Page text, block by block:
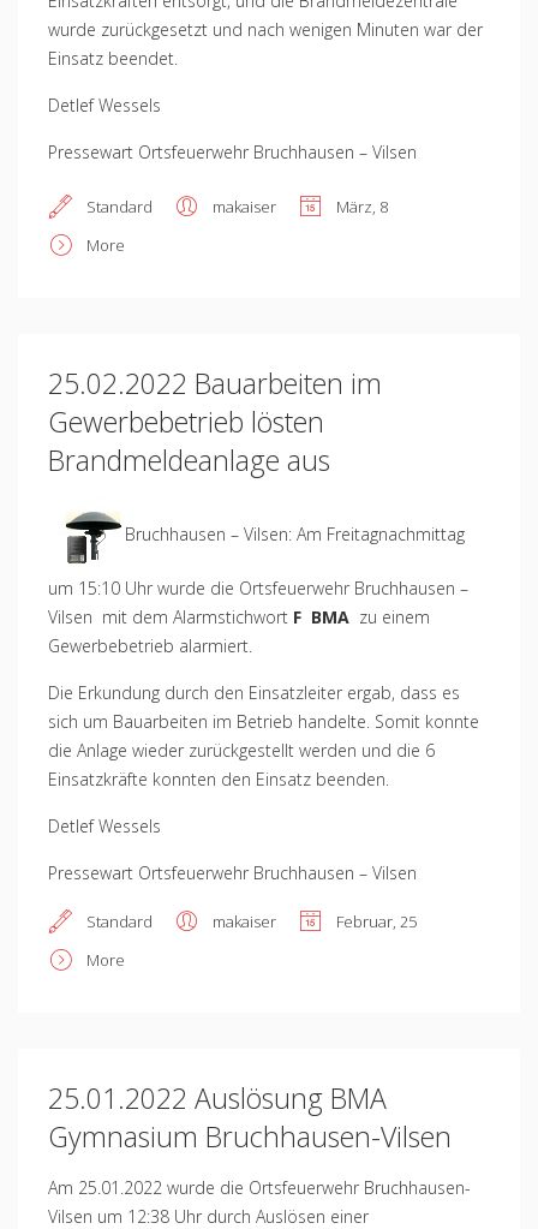
wurde zurückgesetzt und nach wenigen Minuten war der
Einsatz beendet.
Detlef Wessels
Pressewart Ortsfeuerwehr Bruchhausen – Vilsen
Standard makaiser
März, 8
More
25.02.2022 Bauarbeiten im
Gewerbebetrieb lösten
Brandmeldeanlage aus
Bruchhausen – Vilsen: Am Freitagnachmittag
um 15:10 Uhr wurde die Ortsfeuerwehr Bruchhausen –
Vilsen mit dem Alarmstichwort F BMA zu einem
Gewerbebetrieb alarmiert.
Die Erkundung durch den Einsatzleiter ergab, dass es
sich um Bauarbeiten im Betrieb handelte. Somit konnte
die Anlage wieder zurückgestellt werden und die 6
Einsatzkräfte konnten den Einsatz beenden.
Detlef Wessels
Pressewart Ortsfeuerwehr Bruchhausen – Vilsen
Standard makaiser
Februar, 25
More
25.01.2022 Auslösung BMA
Gymnasium Bruchhausen-Vilsen
Am 25.01.2022 wurde die Ortsfeuerwehr Bruchhausen-
Vilsen um 12:38 Uhr durch Auslösen einer